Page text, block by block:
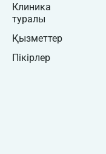
Клиника
туралы
Қызметтер
Пікірлер